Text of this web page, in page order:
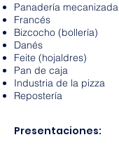
Panadería mecanizada
Francés
Bizcocho (bollería)
Danés
Feite (hojaldres)
Pan de caja
Industria de la pizza
Repostería
Presentaciones: